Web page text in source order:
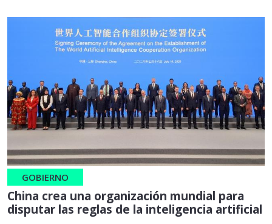
GOBIERNO
China crea una organización mundial para
disputar las reglas de la inteligencia artificial